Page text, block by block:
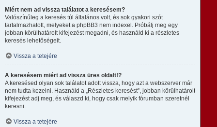
Miért nem ad vissza találatot a keresésem?
Valószínűleg a keresés túl általános volt, és sok gyakori szót
tartalmazhatott, melyeket a phpBB3 nem indexel. Próbálj meg egy
jobban körülhatárolt kifejezést megadni, és használd ki a részletes
keresés lehetőségeit.
Vissza a tetejére
A keresésem miért ad vissza üres oldalt!?
A keresésed olyan sok találatot adott vissza, hogy azt a webszerver már
nem tudta kezelni. Használd a „Részletes keresést”, jobban körülhatárolt
kifejezést adj meg, és válaszd ki, hogy csak melyik fórumban szeretnél
keresni.
Vissza a tetejére